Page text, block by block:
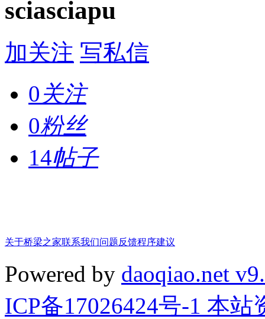
sciasciapu
加关注 写私信
0关注
0粉丝
14帖子
关于桥梁之家联系我们问题反馈程序建议
Powered by daoqiao.net
ICP备17026424号-1 本